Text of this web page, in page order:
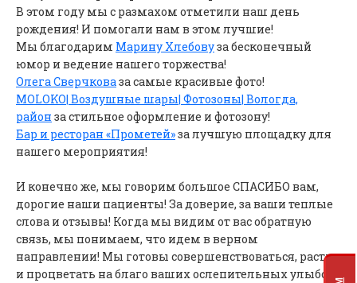
В этом году мы с размахом отметили наш день
рождения! И помогали нам в этом лучшие!
Мы благодарим Марину Хлебовуза бесконечный
юмор и ведение нашего торжества!
Олега Сверчковаза самые красивые фото!
MOLOKO| Воздушные шары| Фотозоны| Вологда,
район за стильное оформление и фотозону!
Бар и ресторан «Прометей»за лучшую площадку для
нашего мероприятия!
И конечно же, мы говорим большое СПАСИБО вам,
дорогие наши пациенты! За доверие, за ваши теплые
слова и отзывы! Когда мы видим от вас обратную
связь, мы понимаем, что идем в верном
направлении! Мы готовы совершенствоваться, расти
и процветать на благо ваших ослепительных улыбок!